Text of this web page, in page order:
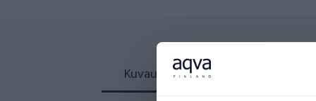
Kuvaus